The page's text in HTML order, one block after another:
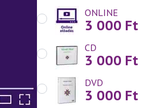
ONLINE
3 000 Ft
CD
3 000 Ft
DVD
3 000 Ft